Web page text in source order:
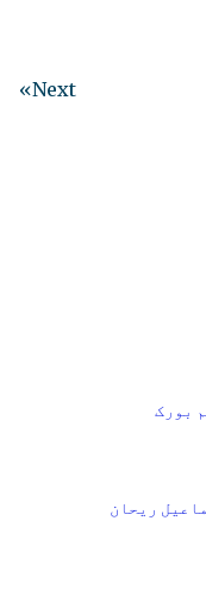
Next»
بورک
ریحان